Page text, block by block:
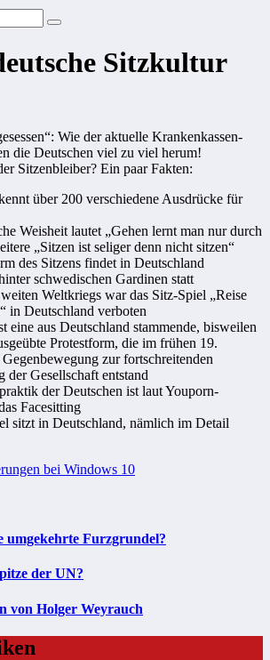
Sitzkultur
Wie der aktuelle Krankenkassen-
die Deutschen viel zu viel herum!
Sitzenbleiber? Ein paar Fakten:
über 200 verschiedene Ausdrücke für
Weisheit lautet „Gehen lernt man nur durch
„Sitzen ist seliger denn nicht sitzen“
des Sitzens findet in Deutschland
schwedischen Gardinen statt
Weltkriegs war das Sitz-Spiel „Reise
in Deutschland verboten
eine aus Deutschland stammende, bisweilen
Protestform, die im frühen 19.
zur fortschreitenden
der Gesellschaft entstand
der Deutschen ist laut Youporn-
Facesitting
sitzt in Deutschland, nämlich im Detail
bei Windows 10
umgekehrte Furzgrundel?
der UN?
von Holger Weyrauch